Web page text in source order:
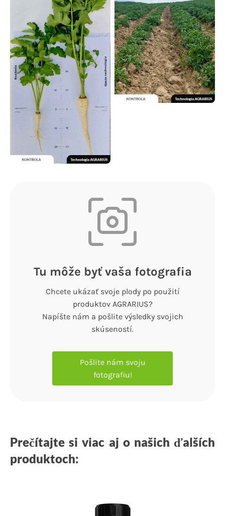
Tu môže byť vaša fotografia
Chcete ukázať svoje plody po použití
produktov AGRARIUS?
Napíšte nám a pošlite výsledky svojich
skúseností.
Pošlite nám svoju
fotografiu!
Prečítajte si viac aj o našich ďalších
produktoch: